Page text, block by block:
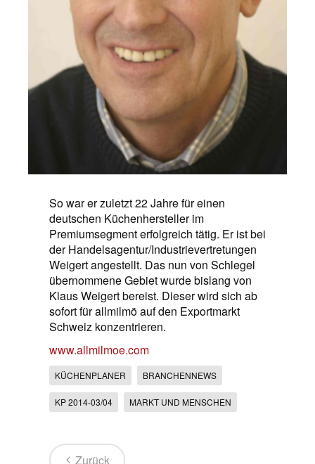
So war er zuletzt 22 Jahre für einen
deutschen Küchenhersteller im
Premiumsegment erfolgreich tätig. Er ist bei
der Handelsagentur/Industrievertretungen
Weigert angestellt. Das nun von Schlegel
übernommene Gebiet wurde bislang von
Klaus Weigert bereist. Dieser wird sich ab
sofort für allmilmö auf den Exportmarkt
Schweiz konzentrieren.
www.allmilmoe.com
KÜCHENPLANER BRANCHENNEWS
KP 2014-03/04 MARKT UND MENSCHEN
Zurück